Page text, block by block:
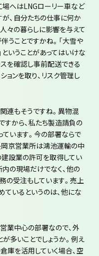
場へはLNGローリー車など
、自分たちの仕事に何か
々の暮らしに影響を与えて
うことですかね。「大雪や
いうことがあってはいけな
を確認し事前配送できる
ョンを取り、リスク管理し
連もそうですね。異物混
から、私たち製造請負の
います。今の部署ならで
岡京営業所は鴻池運輸の中
設業の許可を取得してい
の現場だけでなく、他の
の受注もしています。売上
いるというのは、他にな
業中心の部署なので、外
多いことでしょうか。例え
庫を活用していく場合、空